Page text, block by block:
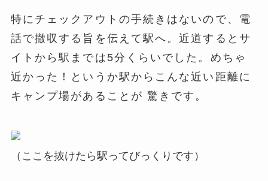
特にチェックアウトの手続きはないので、電
話で撤収する旨を伝えて駅へ。近道するとサ
イトから駅までは5分くらいでした。めちゃ
近かった！というか駅からこんな近い距離に
キャンプ場があることが 驚きです。
（ここを抜けたら駅ってびっくりです）